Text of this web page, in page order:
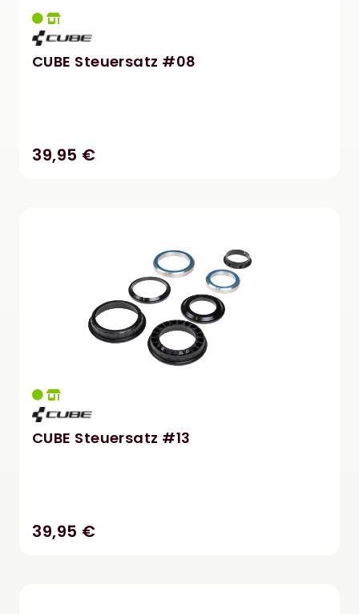
CUBE Steuersatz #08
39,95 €
CUBE Steuersatz #13
39,95 €